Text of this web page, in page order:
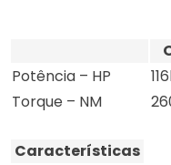
Potência – HP
Torque – NM
Características